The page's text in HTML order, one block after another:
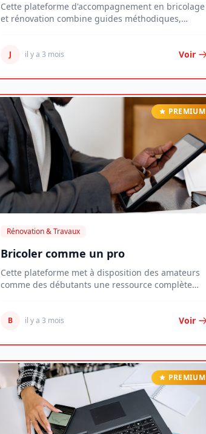
Cette plateforme d'accompagnement en bricolage
et rénovation combine guides méthodiques,
J il y a 3 mois Voir
PREMIUM
Rénovation & Travaux
Bricoler comme un pro
Cette plateforme met à disposition des amateurs
comme des débutants une ressource complète
B il y a 3 mois Voir
PREMIUM